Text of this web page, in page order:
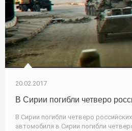
20.02.2017
В Сирии погибли четверо
В Сирии погибли четверо
автомобиля в Сирии погибли